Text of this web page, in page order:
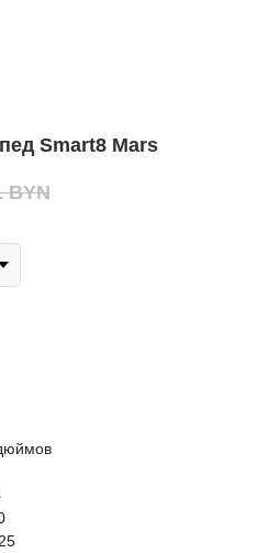
Smart8 Mars
BYN